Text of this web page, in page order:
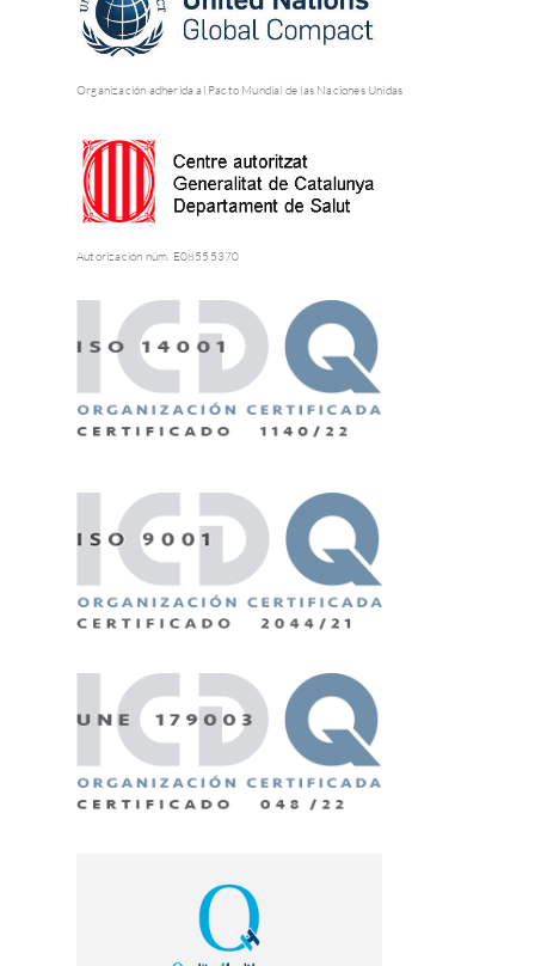
Organización adherida al Pacto Mundial de las Naciones Unidas
Autorización núm. E08555370